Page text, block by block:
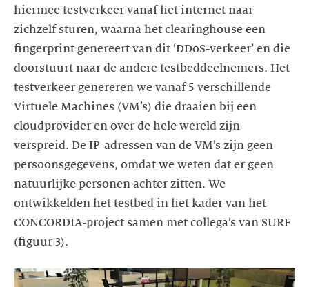
hiermee testverkeer vanaf het internet naar
zichzelf sturen, waarna het clearinghouse een
fingerprint genereert van dit ‘DDoS-verkeer’ en die
doorstuurt naar de andere testbeddeelnemers. Het
testverkeer genereren we vanaf 5 verschillende
Virtuele Machines (VM’s) die draaien bij een
cloudprovider en over de hele wereld zijn
verspreid. De IP-adressen van de VM’s zijn geen
persoonsgegevens, omdat we weten dat er geen
natuurlijke personen achter zitten. We
ontwikkelden het testbed in het kader van het
CONCORDIA-project samen met collega’s van SURF
(figuur 3).